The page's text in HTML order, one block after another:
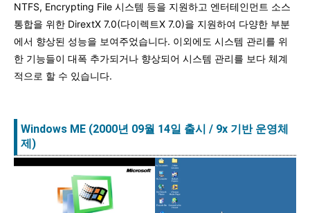
NTFS, Encrypting File 시스템 등을 지원하고 엔터테인먼트 소스
통합을 위한 DirextX 7.0(다이렉트X 7.0)을 지원하여 다양한 부분
에서 향상된 성능을 보여주었습니다. 이외에도 시스템 관리를 위
한 기능들이 대폭 추가되거나 향상되어 시스템 관리를 보다 체계
적으로 할 수 있습니다.
Windows ME (2000년 09월 14일 출시 / 9x 기반 운영체
제)